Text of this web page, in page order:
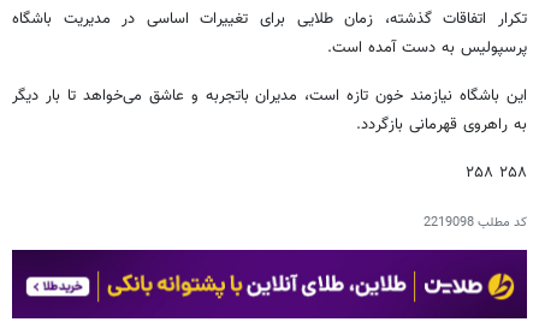
تکرار اتفاقات گذشته، زمان طلایی برای تغییرات اساسی در مدیریت باشگاه
پرسپولیس به دست آمده است.
این باشگاه نیازمند خون تازه است، مدیران باتجربه و عاشق می‌خواهد تا بار دیگر
به راهروی قهرمانی بازگردد.
۲۵۸ ۲۵۸
کد مطلب2219098